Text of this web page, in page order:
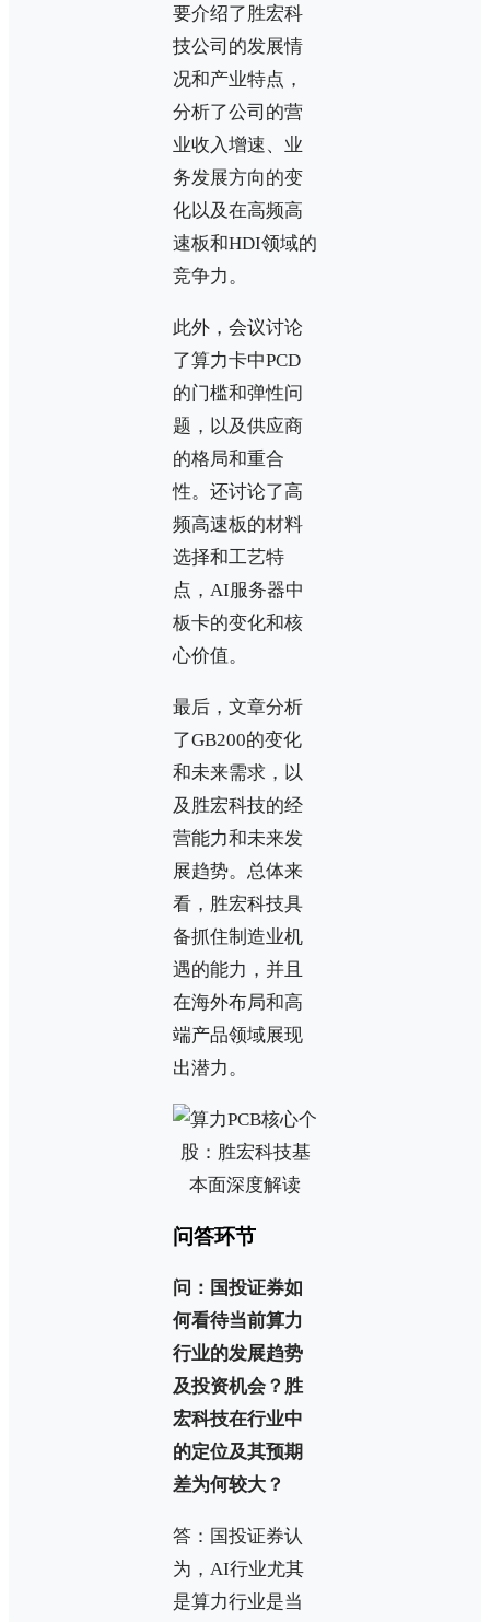
要介绍了胜宏科
技公司的发展情
况和产业特点，
分析了公司的营
业收入增速、业
务发展方向的变
化以及在高频高
速板和HDI领域的
竞争力。
此外，会议讨论
了算力卡中PCD
的门槛和弹性问
题，以及供应商
的格局和重合
性。还讨论了高
频高速板的材料
选择和工艺特
点，AI服务器中
板卡的变化和核
心价值。
最后，文章分析
了GB200的变化
和未来需求，以
及胜宏科技的经
营能力和未来发
展趋势。总体来
看，胜宏科技具
备抓住制造业机
遇的能力，并且
在海外布局和高
端产品领域展现
出潜力。
问答环节
问：国投证券如
何看待当前算力
行业的发展趋势
及投资机会？胜
宏科技在行业中
的定位及其预期
差为何较大？
答：国投证券认
为，AI行业尤其
是算力行业是当